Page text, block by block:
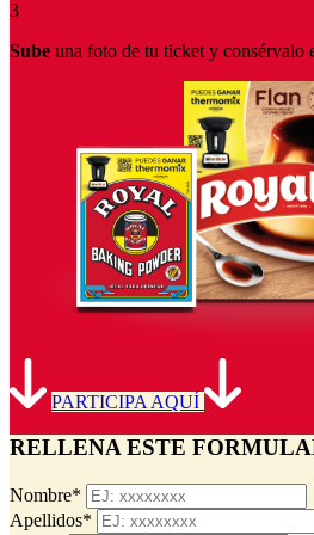
3
Sube una foto de tu ticket y consérvalo
PARTICIPA AQUÍ
RELLENA ESTE
Nombre*
Apellidos*